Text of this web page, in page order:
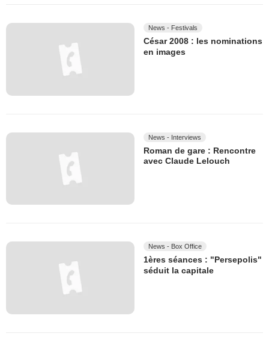
News - Festivals
César 2008 : les nominations
en images
News - Interviews
Roman de gare : Rencontre
avec Claude Lelouch
News - Box Office
1ères séances : "Persepolis"
séduit la capitale